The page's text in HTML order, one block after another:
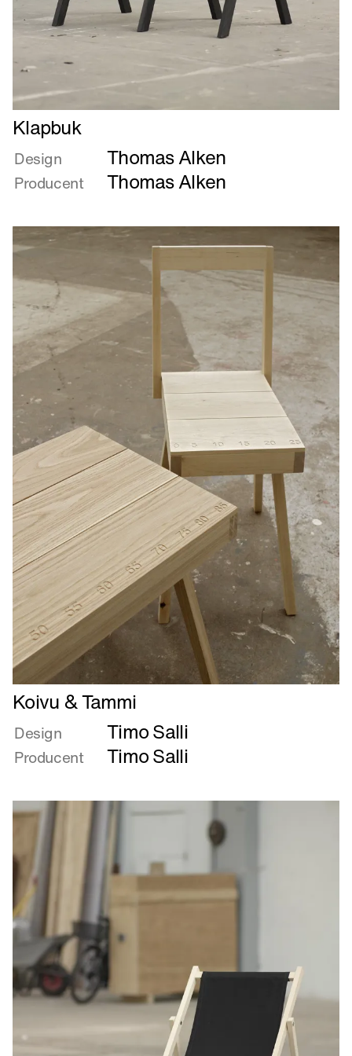
Læs
mere
om
Klapbuk
Klapbuk
Design Thomas Alken
Producent Thomas Alken
Læs
mere
om
Koivu
&
Koivu & Tammi
Design Timo Salli
Producent Timo Salli